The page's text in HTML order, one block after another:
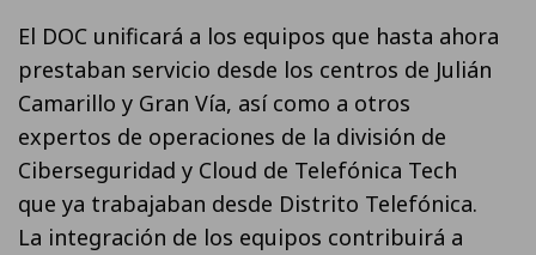
El DOC unificará a los equipos que hasta ahora
prestaban servicio desde los centros de Julián
Camarillo y Gran Vía, así como a otros
expertos de operaciones de la división de
Ciberseguridad y Cloud de Telefónica Tech
que ya trabajaban desde Distrito Telefónica.
La integración de los equipos contribuirá a